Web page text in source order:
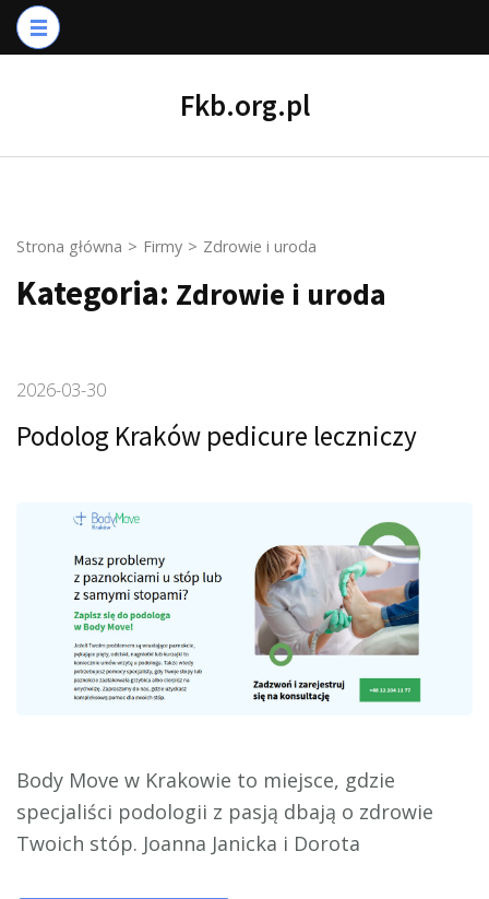
Skip
to
Fkb.org.pl
Strona główna > Firmy > Zdrowie i uroda
Kategoria: Zdrowie i uroda
2026-03-30
Podolog Kraków pedicure leczniczy
Body Move w Krakowie to miejsce, gdzie
specjaliści podologii z pasją dbają o zdrowie
Twoich stóp. Joanna Janicka i Dorota